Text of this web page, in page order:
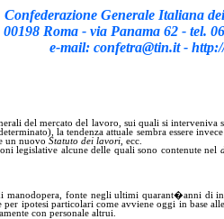
Confederazione Generale Italiana
00198 Roma - via Panama 62 - tel.
e-mail: confetra@tin.it -
del mercato del lavoro, sui quali si interveniva
la tendenza attuale sembra essere
un nuovo Statuto dei lavori , ecc.
legislative alcune delle quali sono contenute nel
manodopera, fonte negli ultimi quarant�anni di
ipotesi particolari come avviene oggi in base
con personale altrui.